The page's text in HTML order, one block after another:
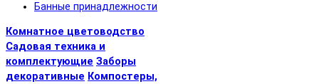
Банные принадлежности
Комнатное цветоводство
Садовая техника и
комплектующие Заборы
декоративные Компостеры,